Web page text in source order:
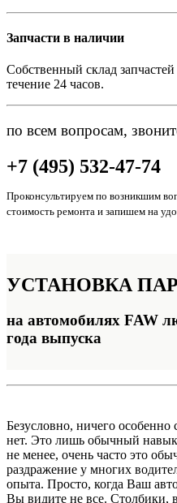
Запчасти в наличии
Собственный склад
течение 24 часов.
по всем вопросам,
+7 (495) 532-47-74
Проконсультируем по возникшим
стоимость ремонта и запишем на
УСТАНОВКА
на автомобилях FAW
года выпуска
Безусловно, ничего
нет. Это лишь обычный
не менее, очень часто это
раздражение у многих
опыта. Просто, когда Ваш
Вы видите не все. Столбики,